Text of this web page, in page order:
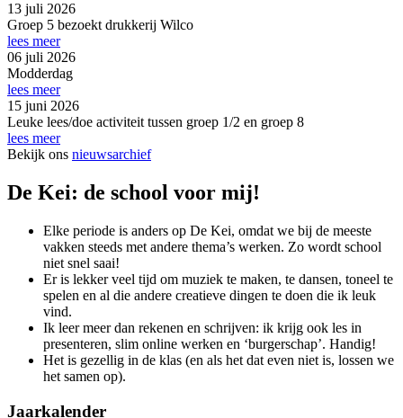
13 juli 2026
Groep 5 bezoekt drukkerij Wilco
lees meer
06 juli 2026
Modderdag
lees meer
15 juni 2026
Leuke lees/doe activiteit tussen groep 1/2 en groep 8
lees meer
Bekijk ons nieuwsarchief
De Kei: de school voor mij!
Elke periode is anders op De Kei, omdat we bij de meeste
vakken steeds met andere thema’s werken. Zo wordt school
niet snel saai!
Er is lekker veel tijd om muziek te maken, te dansen, toneel te
spelen en al die andere creatieve dingen te doen die ik leuk
vind.
Ik leer meer dan rekenen en schrijven: ik krijg ook les in
presenteren, slim online werken en ‘burgerschap’. Handig!
Het is gezellig in de klas (en als het dat even niet is, lossen we
het samen op).
Jaarkalender